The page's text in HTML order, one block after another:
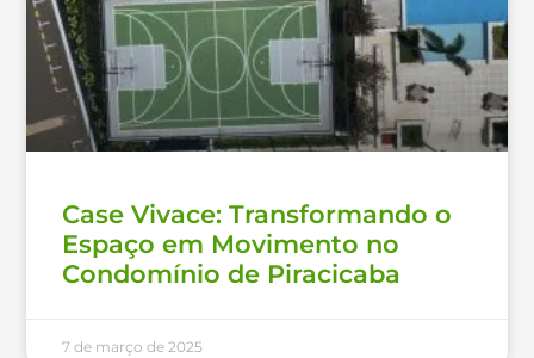
Case Vivace: Transformando o
Espaço em Movimento no
Condomínio de Piracicaba
7 de março de 2025